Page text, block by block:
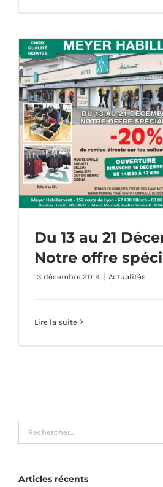
Du 13 au 21
Notre offre
13 décembre 2019 | Actualités
Lire la suite
Rechercher:
Articles récents